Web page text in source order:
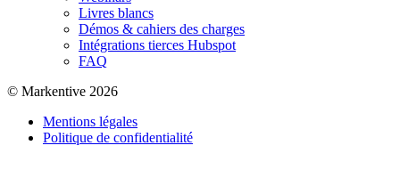
Livres blancs
Démos & cahiers des charges
Intégrations tierces Hubspot
FAQ
© Markentive 2026
Mentions légales
Politique de confidentialité